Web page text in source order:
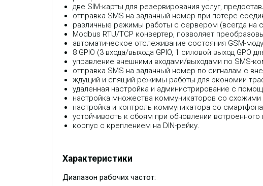
две SIM-карты для резервирования услуг,
отправка SMS на заданный номер при потере
различные режимы работы с сервером (всегда на
Modbus RTU/TCP конвертер, позволяет
автоматическое отслеживание состояния GSM-
8 GPIO (3 входа/выхода GPIO, 1 силовой выход GPO
управление внешними входами/выходами по SMS-
отправка SMS на заданный номер по сигналам с
ждущий и спящий режимы работы для экономии
удаленная настройка и администрирование с
настройка множества коммуникаторов со
настройка и контроль коммуникатора со
устойчивость к сбоям при обновлении
корпус с креплением на DIN-рейку.
Характеристики
Диапазон рабочих частот: